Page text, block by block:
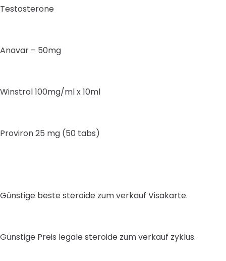
Testosterone
Anavar – 50mg
Winstrol 100mg/ml x 10ml
Proviron 25 mg (50 tabs)
Günstige beste steroide zum verkauf Visakarte.
Günstige Preis legale steroide zum verkauf zyklus.